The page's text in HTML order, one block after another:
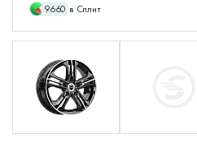
9660 в Сплит